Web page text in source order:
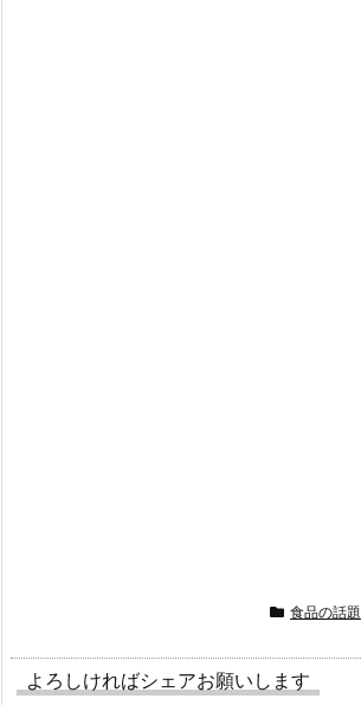
食品の話題
よろしければシェアお願いします